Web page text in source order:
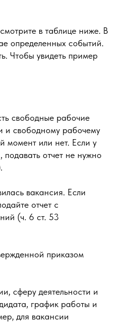
в таблице ниже. В
определенных событий.
Чтобы увидеть пример
свободные рабочие
и свободному рабочему
момент или нет. Если у
отчет не нужно
вакансия. Если
отчет с
(ч. 6 ст. 53
приказом
сферу деятельности и
график работы и
для вакансии